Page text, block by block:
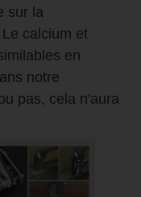
sur la
Le calcium et
en
notre
pas, cela n'aura